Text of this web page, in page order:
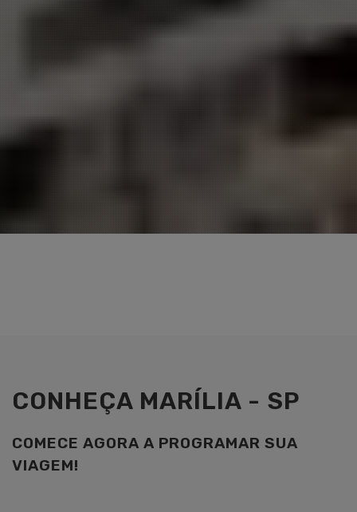
CONHEÇA MARÍLIA - SP
COMECE AGORA A PROGRAMAR SUA
VIAGEM!